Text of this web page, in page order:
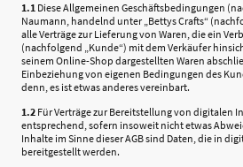
1.1 Diese Allgemeinen Geschäftsbedingungen
Naumann, handelnd unter „Bettys Crafts“
alle Verträge zur Lieferung von Waren, die ein
(nachfolgend „Kunde“) mit dem Verkäufer
seinem Online-Shop dargestellten Waren
Einbeziehung von eigenen Bedingungen des
denn, es ist etwas anderes vereinbart.
1.2 Für Verträge zur Bereitstellung von digitalen
entsprechend, sofern insoweit nicht etwas
Inhalte im Sinne dieser AGB sind Daten, die in
bereitgestellt werden.